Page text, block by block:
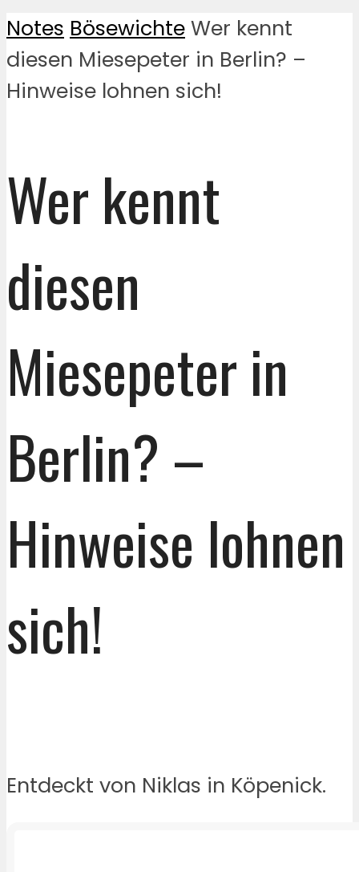
Notes BösewichteWer kennt
diesen Miesepeter in Berlin? –
Hinweise lohnen sich!
Wer kennt
diesen
Miesepeter in
Berlin? –
Hinweise lohnen
sich!
Entdeckt von Niklas in Köpenick.